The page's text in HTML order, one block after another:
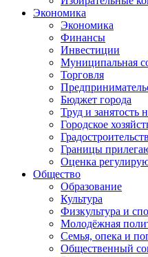
Экономика
Экономика
Финансы
Инвестиции
Муниципальная
Торговля
Бюджет города
Труд и занятость
Городское
Границы
Оценка
Общество
Образование
Культура
Физкультура и
Молодёжная
Семья, опека и
Общественный